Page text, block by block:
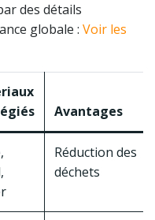
des détails
globale : Voir les
Avantages
Réduction des
déchets